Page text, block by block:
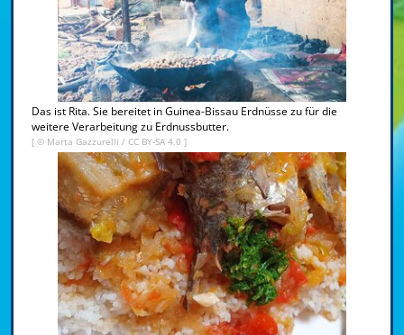
Das ist Rita. Sie bereitet in Guinea-Bissau Erdnüsse zu für die
weitere Verarbeitung zu Erdnussbutter.
[ © Marta Gazzurelli / CC BY-SA 4.0 ]